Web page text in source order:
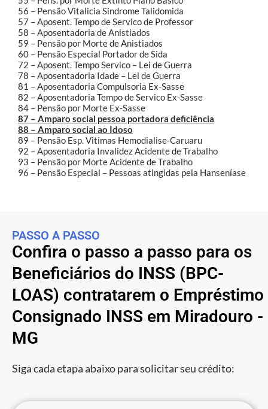
56 – Pensão Vitalicia Sindrome Talidomida
57 – Aposent. Tempo de Servico de Professor
58 – Aposentadoria de Anistiados
59 – Pensão por Morte de Anistiados
60 – Pensão Especial Portador de Sida
72 – Aposent. Tempo Servico – Lei de Guerra
78 – Aposentadoria Idade – Lei de Guerra
81 – Aposentadoria Compulsoria Ex-Sasse
82 – Aposentadoria Tempo de Servico Ex-Sasse
84 – Pensão por Morte Ex-Sasse
87 – Amparo social pessoa portadora deficiência
88 – Amparo social ao Idoso
89 – Pensão Esp. Vitimas Hemodialise-Caruaru
92 – Aposentadoria Invalidez Acidente de Trabalho
93 – Pensão por Morte Acidente de Trabalho
96 – Pensão Especial – Pessoas atingidas pela Hanseníase
PASSO A PASSO
Confira o passo a passo para os
Beneficiários do INSS (BPC-
LOAS) contratarem o Empréstimo
Consignado INSS em Miradouro -
MG
Siga cada etapa abaixo para solicitar seu crédito: